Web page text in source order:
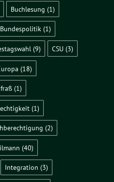
Buchlesung (1)
Bundespolitik(1)
(9) CSU (3)
(18)
(1)
(1)
(2)
(40)
Integration (3)